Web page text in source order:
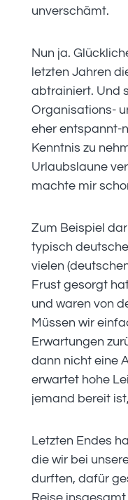
unverschämt.
Nun ja.
letzten Jahren
abtrainiert. Und
Organisations-
eher entspannt-
Kenntnis zu
Urlaubslaune
machte mir
Zum Beispiel
typisch
vielen
Frust gesorgt
und waren von
Müssen wir
Erwartungen
dann nicht eine
erwartet hohe
jemand bereit
Letzten Endes
die wir bei
durften, dafür